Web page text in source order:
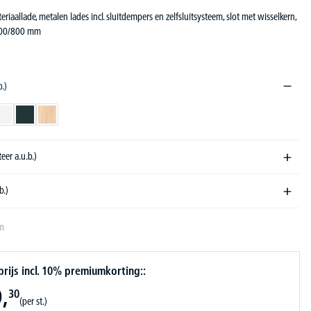
metalen lades incl. sluitdempers en zelfsluitsysteem, slot met wisselkern,
800 mm
a.u.b.)
incl. 10% premiumkorting::
30
(per st.)